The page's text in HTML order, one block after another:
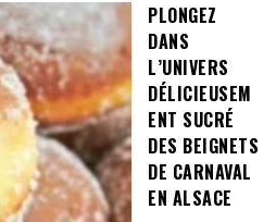
PLONGEZ
DANS
L’UNIVERS
DÉLICIEUSEM
ENT SUCRÉ
DES BEIGNETS
DE CARNAVAL
EN ALSACE